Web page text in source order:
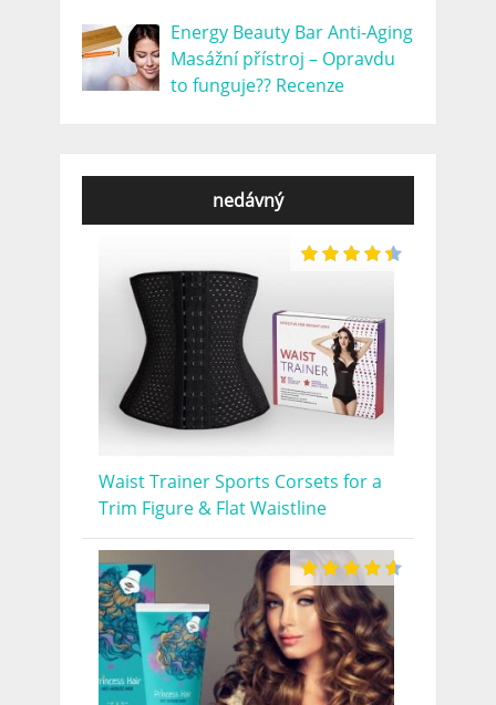
Energy Beauty Bar Anti-Aging
Masážní přístroj – Opravdu
to funguje?? Recenze
nedávný
Waist Trainer Sports Corsets for a
Trim Figure & Flat Waistline